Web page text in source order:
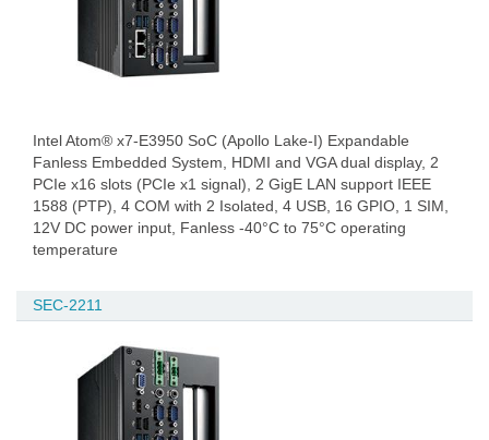
Intel Atom® x7-E3950 SoC (Apollo Lake-I) Expandable
Fanless Embedded System, HDMI and VGA dual display, 2
PCIe x16 slots (PCIe x1 signal), 2 GigE LAN support IEEE
1588 (PTP), 4 COM with 2 Isolated, 4 USB, 16 GPIO, 1 SIM,
12V DC power input, Fanless -40°C to 75°C operating
temperature
SEC-2211